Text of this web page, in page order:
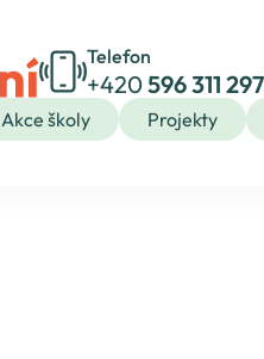
Telefon
+420596 311 297
Akce školy Projekty